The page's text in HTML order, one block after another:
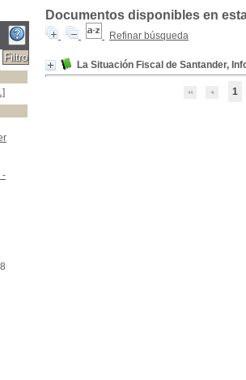
Documentos disponibles en
Refinar búsqueda
La Situación Fiscal de Santander,
1
- Santander (Col) - 1940
Hacienda - Informe - 1940
-